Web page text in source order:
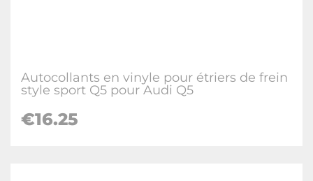
Autocollants en vinyle pour étriers de frein
style sport Q5 pour Audi Q5
€16.25